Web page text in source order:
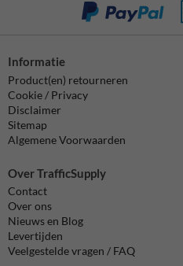
Informatie
Product(en) retourneren
Cookie / Privacy
Disclaimer
Sitemap
Algemene Voorwaarden
Over TrafficSupply
Contact
Over ons
Nieuws en Blog
Levertijden
Veelgestelde vragen / FAQ